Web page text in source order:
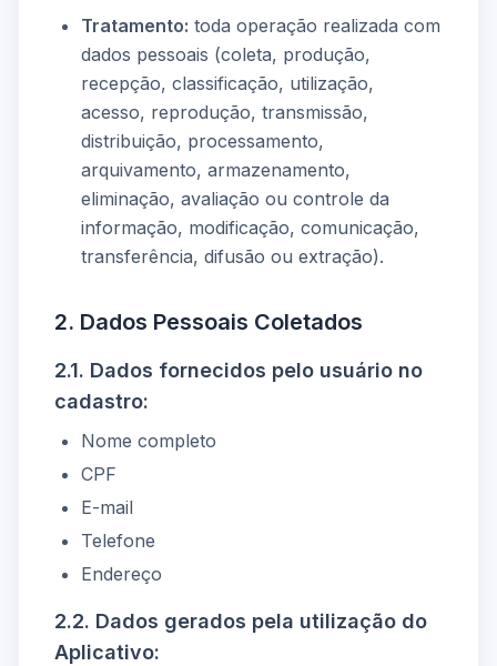
Tratamento: toda operação realizada com
dados pessoais (coleta, produção,
recepção, classificação, utilização,
acesso, reprodução, transmissão,
distribuição, processamento,
arquivamento, armazenamento,
eliminação, avaliação ou controle da
informação, modificação, comunicação,
transferência, difusão ou extração).
2. Dados Pessoais Coletados
2.1. Dados fornecidos pelo usuário no
cadastro:
Nome completo
CPF
E-mail
Telefone
Endereço
2.2. Dados gerados pela utilização do
Aplicativo: